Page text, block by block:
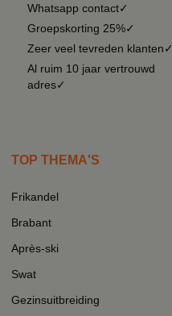
Whatsapp contact✓
Groepskorting 25%✓
Zeer veel tevreden klanten✓
Al ruim 10 jaar vertrouwd
adres✓
TOP THEMA'S
Frikandel
Brabant
Après-ski
Swat
Gezinsuitbreiding